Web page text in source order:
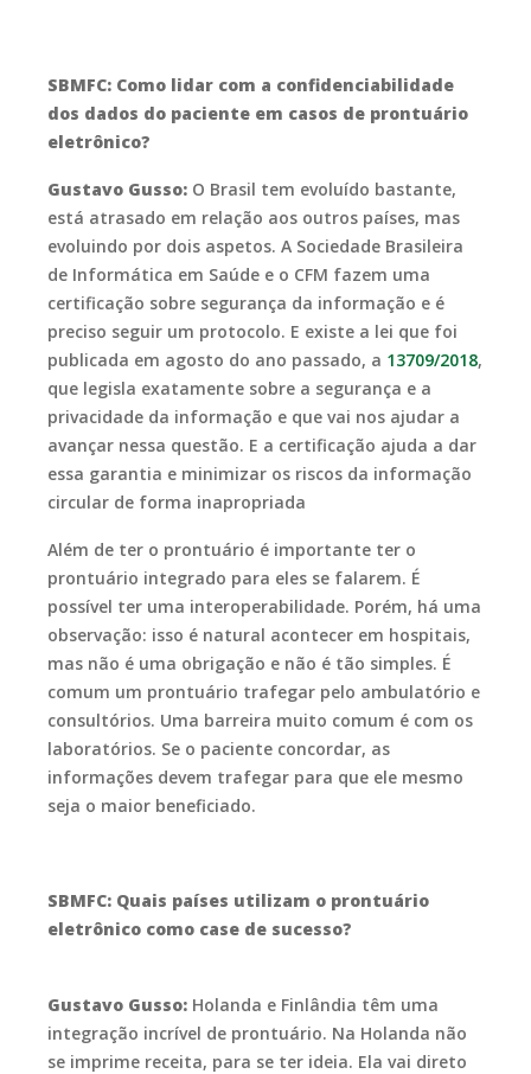
SBMFC: Como lidar com a confidenciabilidade
dos dados do paciente em casos de prontuário
eletrônico?
Gustavo Gusso: O Brasil tem evoluído bastante,
está atrasado em relação aos outros países, mas
evoluindo por dois aspetos. A Sociedade Brasileira
de Informática em Saúde e o CFM fazem uma
certificação sobre segurança da informação e é
preciso seguir um protocolo. E existe a lei que foi
publicada em agosto do ano passado, a 13709/2018,
que legisla exatamente sobre a segurança e a
privacidade da informação e que vai nos ajudar a
avançar nessa questão. E a certificação ajuda a dar
essa garantia e minimizar os riscos da informação
circular de forma inapropriada
Além de ter o prontuário é importante ter o
prontuário integrado para eles se falarem. É
possível ter uma interoperabilidade. Porém, há uma
observação: isso é natural acontecer em hospitais,
mas não é uma obrigação e não é tão simples. É
comum um prontuário trafegar pelo ambulatório e
consultórios. Uma barreira muito comum é com os
laboratórios. Se o paciente concordar, as
informações devem trafegar para que ele mesmo
seja o maior beneficiado.
SBMFC: Quais países utilizam o prontuário
eletrônico como case de sucesso?
Gustavo Gusso: Holanda e Finlândia têm uma
integração incrível de prontuário. Na Holanda não
se imprime receita, para se ter ideia. Ela vai direto